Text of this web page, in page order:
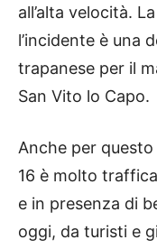
all’alta velocità.
l’incidente è una
trapanese per il
San Vito lo Capo.
Anche per
16 è molto
e in presenza di
oggi, da turisti e